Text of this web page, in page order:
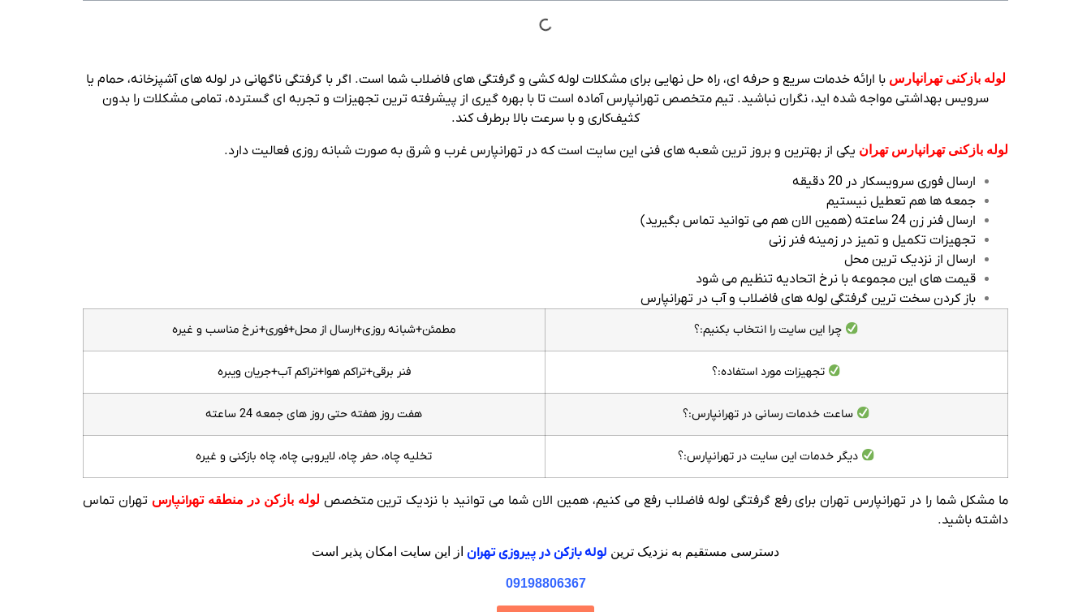
لوله بازکنی تهرانپارس با ارائه خدمات سریع و حرفه ‌ای، راه ‌حل نهایی برای مشکلات لوله ‌کشی و گرفتگی ‌های فاضلاب شما است. اگر با گرفتگی ناگهانی در لوله ‌های آشپزخانه، حمام یا
سرویس بهداشتی مواجه شده ‌اید، نگران نباشید. تیم متخصص تهرانپارس آماده است تا با بهره ‌گیری از پیشرفته ‌ترین تجهیزات و تجربه ‌ای گسترده، تمامی مشکلات را بدون
کثیف‌کاری و با سرعت بالا برطرف کند.
لوله بازکنی تهرانپارس تهران یکی از بهترین و بروز ترین شعبه های فنی این سایت است که در تهرانپارس غرب و شرق به صورت شبانه روزی فعالیت دارد.
ارسال فوری سرویسکار در 20 دقیقه
جمعه ها هم تعطیل نیستیم
ارسال فنر زن 24 ساعته (همین الان هم می توانید تماس بگیرید)
تجهیزات تکمیل و تمیز در زمینه فنر زنی
ارسال از نزدیک ترین محل
قیمت های این مجموعه با نرخ اتحادیه تنظیم می شود
باز کردن سخت ترین گرفتگی لوله های فاضلاب و آب در تهرانپارس
چرا این سایت را انتخاب بکنیم:؟ مطمئن+شبانه روزی+ارسال از محل+فوری+نرخ مناسب و غیره
تجهیزات مورد استفاده:؟ فنر برقی+تراکم هوا+تراکم آب+جریان ویبره
ساعت خدمات رسانی در تهرانپارس:؟ هفت روز هفته حتی روز های جمعه 24 ساعته
دیگر خدمات این سایت در تهرانپارس:؟ تخلیه چاه، حفر چاه، لایروبی چاه، چاه بازکنی و غیره
ما مشکل شما را در تهرانپارس تهران برای رفع گرفتگی لوله فاضلاب رفع می کنیم، همین الان شما می توانید با نزدیک ترین متخصص لوله بازکن در منطقه تهرانپارس تهران تماس
داشته باشید.
دسترسی مستقیم به نزدیک ترین لوله بازکن در پیروزی تهران از این سایت امکان پذیر است
09198806367